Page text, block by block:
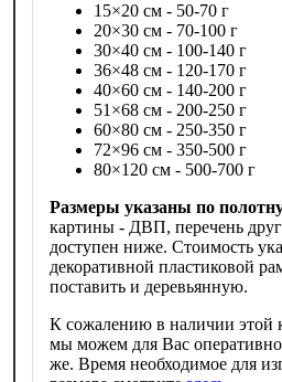
15×20 см - 50-70 г
20×30 см - 70-100 г
30×40 см - 100-140 г
36×48 см - 120-170 г
40×60 см - 140-200 г
51×68 см - 200-250 г
60×80 см - 250-350 г
72×96 см - 350-500 г
80×120 см - 500-700 г
Размеры указаны по
картины - ДВП, перечень
доступен ниже. Стоимость
декоративной пластиковой
поставить и деревьянную.
К сожалению в наличии этой
мы можем для Вас
же. Время необходимое для